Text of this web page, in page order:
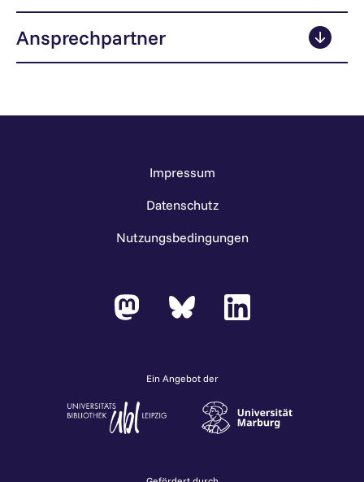
Ansprechpartner
Impressum
Datenschutz
Nutzungsbedingungen
Ein Angebot der